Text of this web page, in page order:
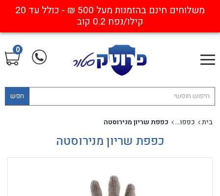
משלוחים חינם בהזמנות מעל 500 ₪ - כולל עד 20
קילו/נפח 0.2 קוב
חפש
0
בית כפפות נגד חיתוך כפפת שריון מנירוסטה
כפפת שריון מנירוסטה